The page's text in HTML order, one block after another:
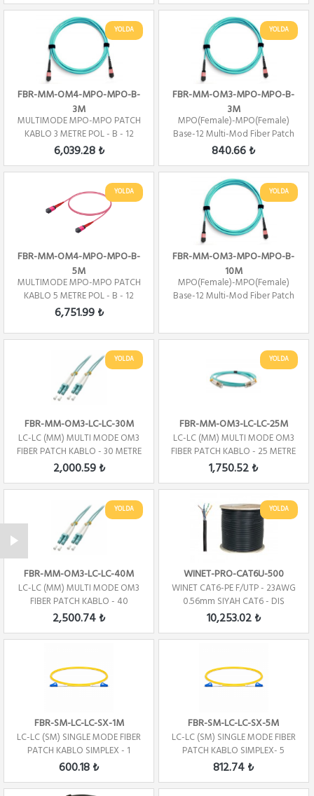
YOLDA
FBR-MM-OM4-MPO-MPO-B-
3M
MULTIMODE MPO-MPO PATCH
KABLO 3 METRE POL - B - 12
CORE
6,039.28 ₺
YOLDA
FBR-MM-OM3-MPO-MPO-B-
3M
MPO(Female)-MPO(Female)
Base-12 Multi-Mod Fiber Patch
Cord OM3 Pol...
840.66 ₺
YOLDA
FBR-MM-OM4-MPO-MPO-B-
5M
MULTIMODE MPO-MPO PATCH
KABLO 5 METRE POL - B - 12
Core
6,751.99 ₺
YOLDA
FBR-MM-OM3-MPO-MPO-B-
10M
MPO(Female)-MPO(Female)
Base-12 Multi-Mod Fiber Patch
YOLDA
FBR-MM-OM3-LC-LC-30M
LC-LC (MM) MULTI MODE OM3
FIBER PATCH KABLO - 30 METRE
2,000.59 ₺
YOLDA
FBR-MM-OM3-LC-LC-25M
LC-LC (MM) MULTI MODE OM3
FIBER PATCH KABLO - 25 METRE
1,750.52 ₺
YOLDA
FBR-MM-OM3-LC-LC-40M
LC-LC (MM) MULTI MODE OM3
FIBER PATCH KABLO - 40
METRE
2,500.74 ₺
YOLDA
WINET-PRO-CAT6U-500
WINET CAT6-PE F/UTP - 23AWG
0.56mm SIYAH CAT6 - DIŞ
ORTAM
10,253.02 ₺
FBR-SM-LC-LC-SX-1M
LC-LC (SM) SINGLE MODE FIBER
PATCH KABLO SIMPLEX - 1
METRE
600.18 ₺
FBR-SM-LC-LC-SX-5M
LC-LC (SM) SINGLE MODE FIBER
PATCH KABLO SIMPLEX- 5
METRE
812.74 ₺